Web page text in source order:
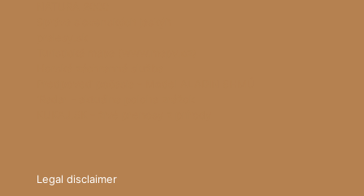
Legal disclaimer